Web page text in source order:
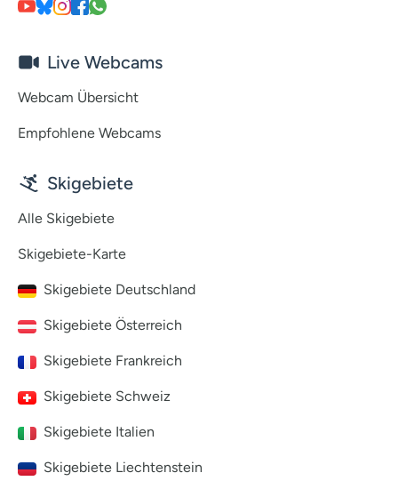
Live Webcams
Webcam Übersicht
Empfohlene Webcams
Skigebiete
Alle Skigebiete
Skigebiete-Karte
Skigebiete Deutschland
Skigebiete Österreich
Skigebiete Frankreich
Skigebiete Schweiz
Skigebiete Italien
Skigebiete Liechtenstein